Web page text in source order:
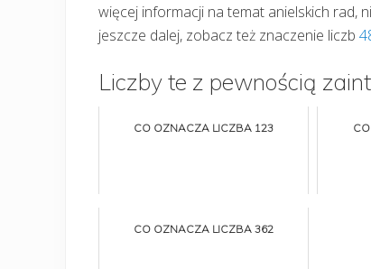
więcej informacji na temat anielskich rad,
jeszcze dalej, zobacz też znaczenie liczb
Liczby te z pewnością
CO OZNACZA LICZBA 123
CO OZNACZA LICZBA 362